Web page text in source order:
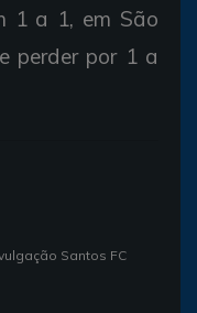
1 a 1, em São
perder por 1 a
Santos FC